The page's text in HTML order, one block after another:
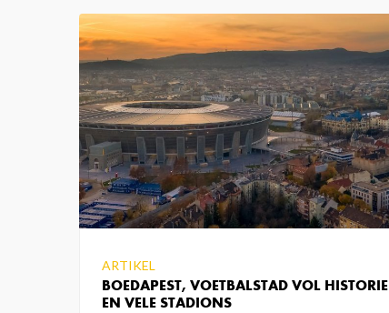
BOEDAPEST, VOETBALSTAD VOL HISTORIE
EN VELE STADIONS
ARTIKEL